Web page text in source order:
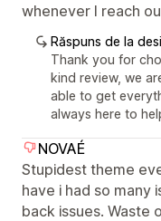
whenever I reach
Răspuns de la
Thank you for
kind review, we
able to get
always here to
NOVAÉ
Stupidest theme
have i had so many
back issues. Waste